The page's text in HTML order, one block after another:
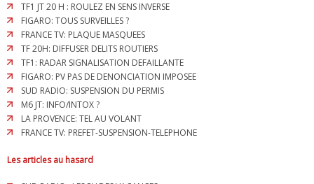
TF1 JT 20 H : ROULEZ EN SENS INVERSE
FIGARO: TOUS SURVEILLES ?
FRANCE TV: PLAQUE MASQUEES
TF 20H: DIFFUSER DELITS ROUTIERS
TF1: RADAR SIGNALISATION DEFAILLANTE
FIGARO: PV PAS DE DENONCIATION IMPOSEE
SUD RADIO: SUSPENSION DU PERMIS
M6 JT: INFO/INTOX ?
LA PROVENCE: TEL AU VOLANT
FRANCE TV: PREFET-SUSPENSION-TELEPHONE
Les articles au hasard